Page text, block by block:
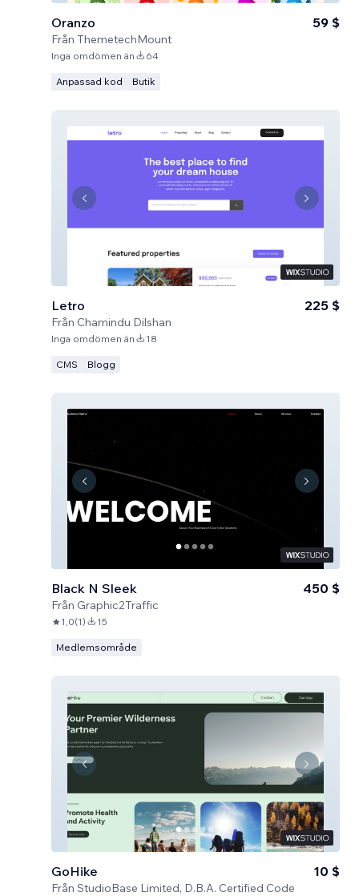
Oranzo
Från ThemetechMount
59 $
Inga omdömen än 64
Anpassad kod Butik
Letro
Från Chamindu Dilshan
225 $
Inga omdömen än 18
CMS Blogg
Black N Sleek
Från Graphic2Traffic
450 $
1,0(1) 15
Medlemsområde
GoHike
Från StudioBase Limited, D.B.A. Certified Code
10 $